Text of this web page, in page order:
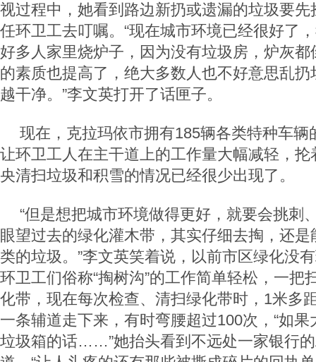
视过程中，她看到路边新扔或遗漏的垃圾要
任环卫工去叮嘱。“现在城市环境已经很好了
好多人家里烧炉子，因为没有垃圾房，炉灰
的素质也提高了，绝大多数人也不好意思乱
越干净。”李文英打开了话匣子。
现在，克拉玛依市拥有185辆各类特种车辆
让环卫工人在主干道上的工作量大幅减轻，
央清扫垃圾和积雪的情况已经很少出现了。
“但是想把城市环境做得更好，就要会挑刺
眼望过去的绿化灌木带，其实仔细去掏，还
类的垃圾。”李文英笑着说，以前市区绿化没
环卫工们俗称“掏树沟”的工作简单轻松，一把
化带，现在每次检查、清扫绿化带时，1米多
一条辅道走下来，有时弯腰超过100次，“如
垃圾箱的话……”她抬头看到不远处一家银行